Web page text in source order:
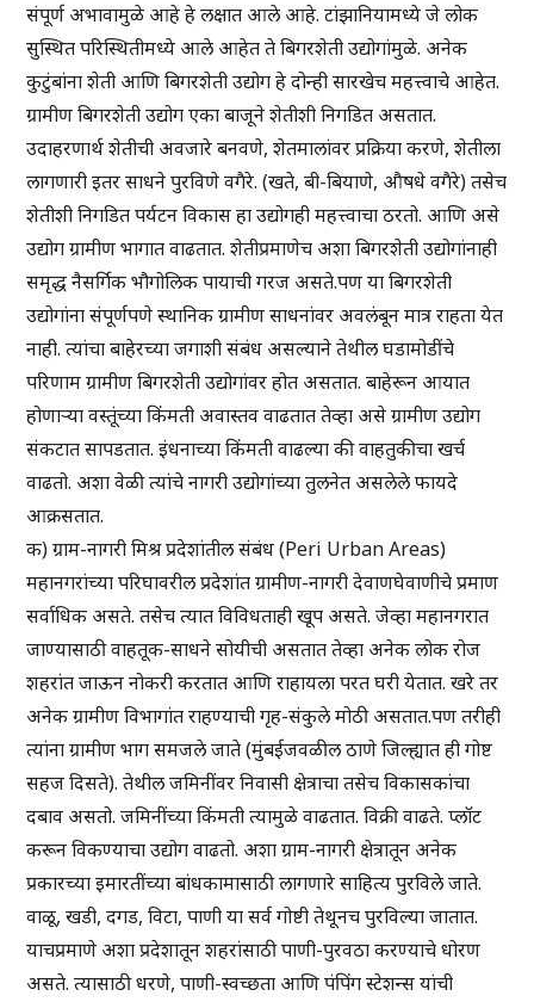
संपूर्ण अभावामुळे आहे हे लक्षात आले आहे. टांझानियामध्ये जे लोक
सुस्थित परिस्थितीमध्ये आले आहेत ते बिगरशेती उद्योगांमुळे. अनेक
कुटुंबांना शेती आणि बिगरशेती उद्योग हे दोन्ही सारखेच महत्त्वाचे आहेत.
ग्रामीण बिगरशेती उद्योग एका बाजूने शेतीशी निगडित असतात.
उदाहरणार्थ शेतीची अवजारे बनवणे, शेतमालांवर प्रक्रिया करणे, शेतीला
लागणारी इतर साधने पुरविणे वगैरे. (खते, बी-बियाणे, औषधे वगैरे) तसेच
शेतीशी निगडित पर्यटन विकास हा उद्योगही महत्त्वाचा ठरतो. आणि असे
उद्योग ग्रामीण भागात वाढतात. शेतीप्रमाणेच अशा बिगरशेती उद्योगांनाही
समृद्ध नैसर्गिक भौगोलिक पायाची गरज असते.पण या बिगरशेती
उद्योगांना संपूर्णपणे स्थानिक ग्रामीण साधनांवर अवलंबून मात्र राहता येत
नाही. त्यांचा बाहेरच्या जगाशी संबंध असल्याने तेथील घडामोडींचे
परिणाम ग्रामीण बिगरशेती उद्योगांवर होत असतात. बाहेरून आयात
होणाऱ्या वस्तूंच्या किंमती अवास्तव वाढतात तेव्हा असे ग्रामीण उद्योग
संकटात सापडतात. इंधनाच्या किंमती वाढल्या की वाहतुकीचा खर्च
वाढतो. अशा वेळी त्यांचे नागरी उद्योगांच्या तुलनेत असलेले फायदे
आक्रसतात.
क) ग्राम-नागरी मिश्र प्रदेशांतील संबंध (Peri Urban Areas)
महानगरांच्या परिघावरील प्रदेशांत ग्रामीण-नागरी देवाणघेवाणीचे प्रमाण
सर्वाधिक असते. तसेच त्यात विविधताही खूप असते. जेव्हा महानगरात
जाण्यासाठी वाहतूक-साधने सोयीची असतात तेव्हा अनेक लोक रोज
शहरांत जाऊन नोकरी करतात आणि राहायला परत घरी येतात. खरे तर
अनेक ग्रामीण विभागांत राहण्याची गृह-संकुले मोठी असतात.पण तरीही
त्यांना ग्रामीण भाग समजले जाते (मुंबईजवळील ठाणे जिल्ह्यात ही गोष्ट
सहज दिसते). तेथील जमिनींवर निवासी क्षेत्राचा तसेच विकासकांचा
दबाव असतो. जमिनींच्या किंमती त्यामुळे वाढतात. विक्री वाढते. प्लॉट
करून विकण्याचा उद्योग वाढतो. अशा ग्राम-नागरी क्षेत्रातून अनेक
प्रकारच्या इमारतींच्या बांधकामासाठी लागणारे साहित्य पुरविले जाते.
वाळू, खडी, दगड, विटा, पाणी या सर्व गोष्टी तेथूनच पुरविल्या जातात.
याचप्रमाणे अशा प्रदेशातून शहरांसाठी पाणी-पुरवठा करण्याचे धोरण
असते. त्यासाठी धरणे, पाणी-स्वच्छता आणि पंपिंग स्टेशन्स यांची